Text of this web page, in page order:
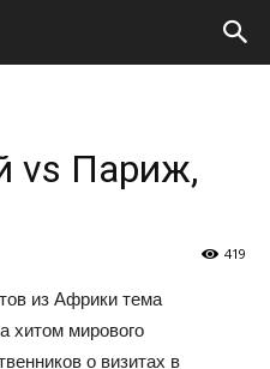
vs Париж,
419
из Африки тема
хитом мирового
о визитах в